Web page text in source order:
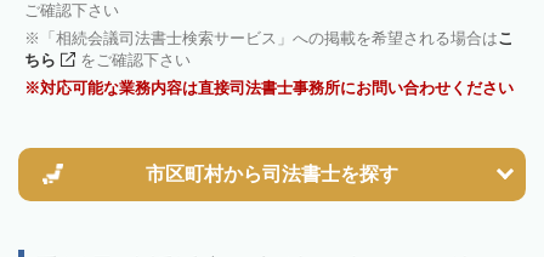
ご確認下さい
「相続会議司法書士検索サービス」への掲載を希望される場合はこ
ちら
をご確認下さい
対応可能な業務内容は直接司法書士事務所にお問い合わせください
市区町村から司法書士を探す